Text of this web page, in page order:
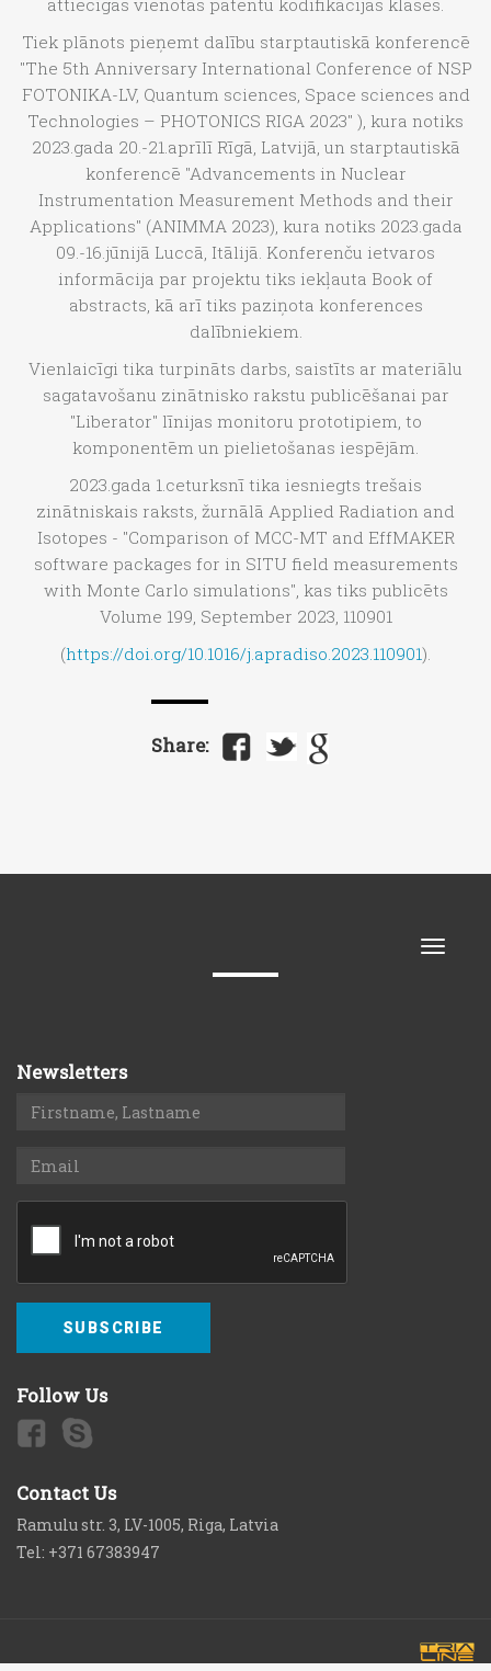
attiecīgas vienotās patentu kodifikācijas klases.
Tiek plānots pieņemt dalību starptautiskā konferencē
"The 5th Anniversary International Conference of NSP
FOTONIKA-LV, Quantum sciences, Space sciences and
Technologies – PHOTONICS RIGA 2023" ), kura notiks
2023.gada 20.-21.aprīlī Rīgā, Latvijā, un starptautiskā
konferencē "Advancements in Nuclear
Instrumentation Measurement Methods and their
Applications" (ANIMMA 2023), kura notiks 2023.gada
09.-16.jūnijā Luccā, Itālijā. Konferenču ietvaros
informācija par projektu tiks iekļauta Book of
abstracts, kā arī tiks paziņota konferences
dalībniekiem.
Vienlaicīgi tika turpināts darbs, saistīts ar materiālu
sagatavošanu zinātnisko rakstu publicēšanai par
"Liberator" līnijas monitoru prototipiem, to
komponentēm un pielietošanas iespējām.
2023.gada 1.ceturksnī tika iesniegts trešais
zinātniskais raksts, žurnālā Applied Radiation and
Isotopes - "Comparison of MCC-MT and EffMAKER
software packages for in SITU field measurements
with Monte Carlo simulations", kas tiks publicēts
Volume 199, September 2023, 110901
(https://doi.org/10.1016/j.apradiso.2023.110901).
Share:
Toggle
Newsletters
SUBSCRIBE
Follow Us
Contact Us
Ramulu str. 3, LV-1005, Riga, Latvia
Tel: +371 67383947